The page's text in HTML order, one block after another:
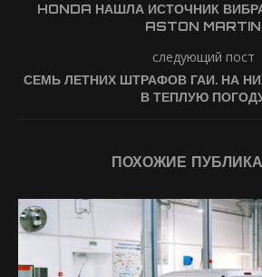
HONDA НАШЛА ИСТОЧНИК
ASTON MARTIN
следующий пост
СЕМЬ ЛЕТНИХ ШТРАФОВ ГАИ. НА
В ТЕПЛУЮ
ПОХОЖИЕ